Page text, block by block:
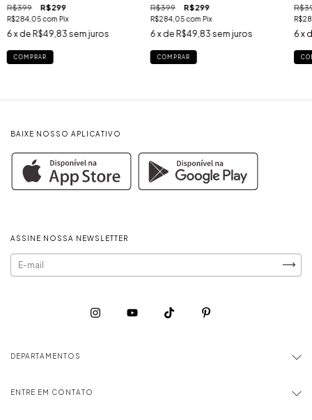
R$399 R$299
R$284,05com Pix
6x de R$49,83 sem juros
COMPRAR
R$399 R$299
R$284,05com Pix
6x de R$49,83 sem juros
COMPRAR
6 x
BAIXE NOSSO APLICATIVO
ASSINE NOSSA NEWSLETTER
DEPARTAMENTOS
ENTRE EM CONTATO